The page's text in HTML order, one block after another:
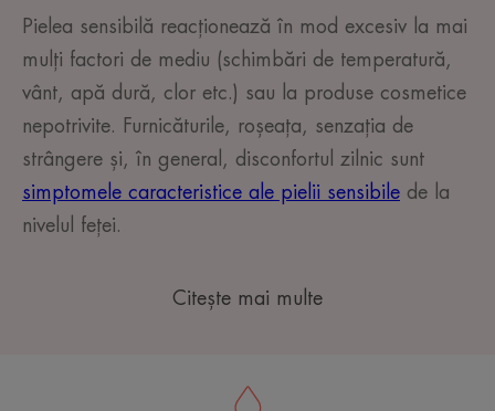
Pielea sensibilă reacționează în mod excesiv la mai
mulți factori de mediu (schimbări de temperatură,
vânt, apă dură, clor etc.) sau la produse cosmetice
nepotrivite. Furnicăturile, roșeața, senzația de
strângere și, în general, disconfortul zilnic sunt
simptomele caracteristice ale pielii sensibile de la
nivelul feței.
Citește mai multe